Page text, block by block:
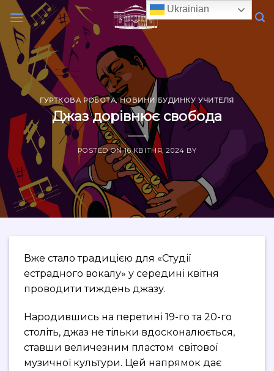
Skip
content
ГУРТКОВА РОБОТА,НОВИНИ БУДИНКУ УЧИТЕЛЯ
Джаз дорівнює свобода
POSTED ON16 КВІТНЯ, 2024 BY
Вже стало традицією для «Студії
естрадного вокалу» у середині квітня
проводити тиждень джазу.
Народившись на перетині 19-го та 20-го
століть, джаз не тільки вдосконалюється,
ставши величезним пластом світової
музичної культури. Цей напрямок дає
Ukrainian